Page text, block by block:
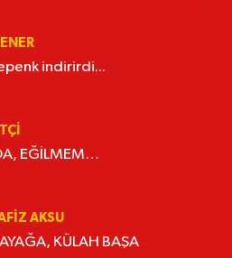
indirirdi...
EĞİLMEM…
AKSU
KÜLAH BAŞA